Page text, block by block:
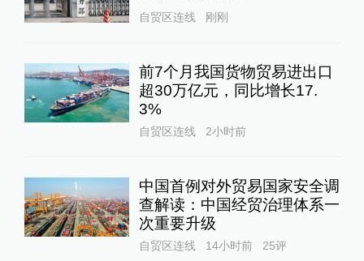
自贸区连线 刚刚
前7个月我国货物贸易进出口
超30万亿元，同比增长17.
3%
自贸区连线 2小时前
中国首例对外贸易国家安全调
查解读：中国经贸治理体系一
次重要升级
自贸区连线 14小时前 25评